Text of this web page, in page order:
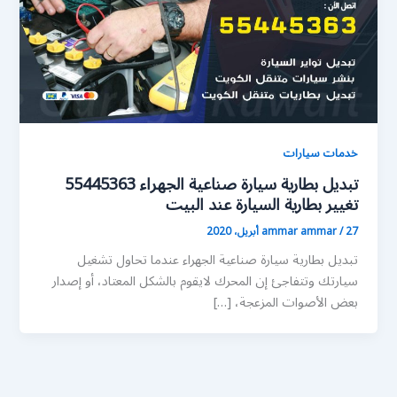
خدمات سيارات
تبديل بطارية سيارة صناعية الجهراء 55445363
تغيير بطارية السيارة عند البيت
ammar ammar/27 أبريل، 2020
تبديل بطارية سيارة صناعية الجهراء عندما تحاول تشغيل
سيارتك وتتفاجئ إن المحرك لايقوم بالشكل المعتاد، أو إصدار
بعض الأصوات المزعجة، […]